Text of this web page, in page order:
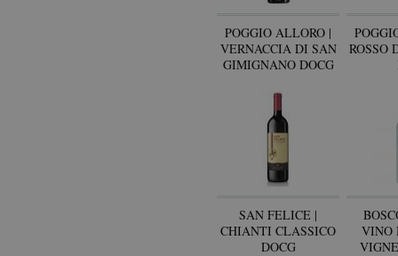
POGGIO ALLORO |
VERNACCIA DI SAN
GIMIGNANO DOCG
ROSSO
SAN FELICE |
CHIANTI CLASSICO
DOCG
VINO